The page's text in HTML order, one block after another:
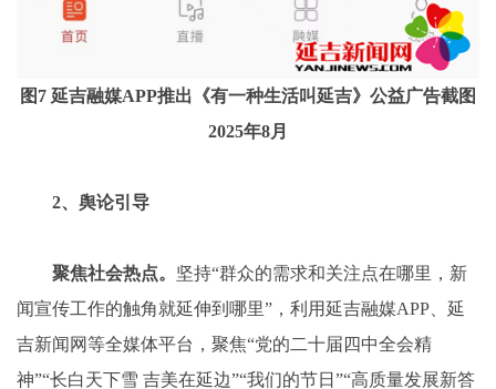
图7 延吉融媒APP推出《有一种生活叫延吉》公益广告截图
2025年8月
2、舆论引导
聚焦社会热点。 坚持“群众的需求和关注点在哪里，新
闻宣传工作的触角就延伸到哪里”，利用延吉融媒APP、延
吉新闻网等全媒体平台，聚焦“党的二十届四中全会精
神”“长白天下雪 吉美在延边”“我们的节日”“高质量发展新答